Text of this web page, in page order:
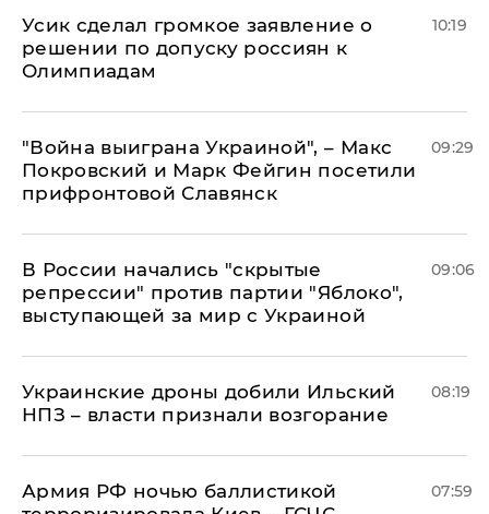
Усик сделал громкое заявление о
решении по допуску россиян к
Олимпиадам
10:19
"Война выиграна Украиной", – Макс
Покровский и Марк Фейгин посетили
прифронтовой Славянск
09:29
В России начались "скрытые
репрессии" против партии "Яблоко",
выступающей за мир с Украиной
09:06
Украинские дроны добили Ильский
НПЗ – власти признали возгорание
08:19
Армия РФ ночью баллистикой
07:59